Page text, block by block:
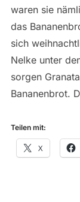
waren sie
das
sich
Nelke unter
sorgen
Bananenbrot.
Teilen mit:
X